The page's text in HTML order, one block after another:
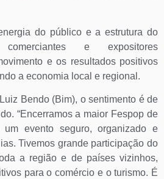
do público e a estrutura do
e expositores
e os resultados positivos
a economia local e regional.
Bendo (Bim), o sentimento é de
“Encerramos a maior Fespop de
evento seguro, organizado e
Tivemos grande participação do
a região e de países vizinhos,
para o comércio e o turismo. É